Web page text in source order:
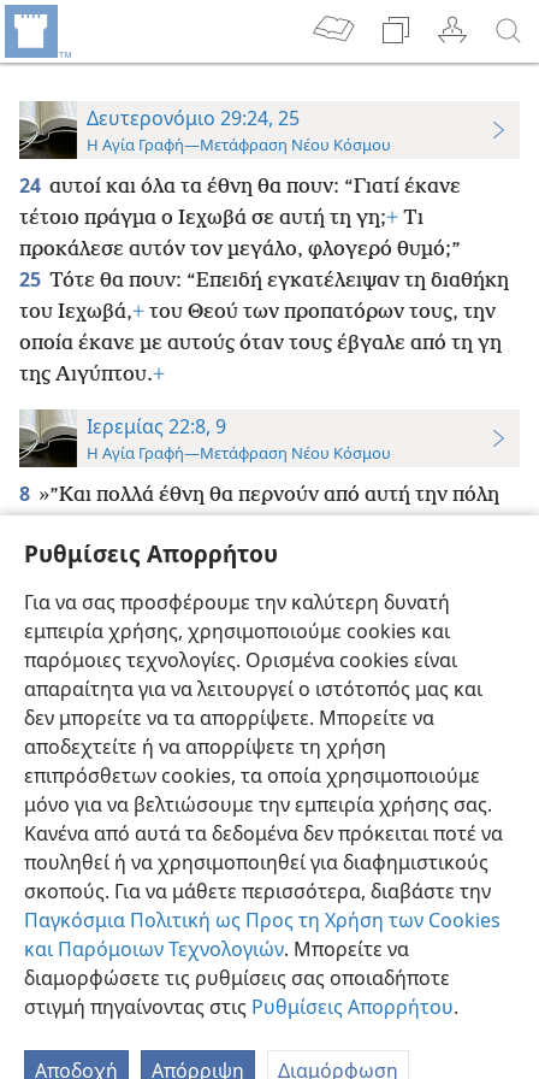
Ρυθμίσεις Απορρήτου
Για να σας προσφέρουμε την καλύτερη δυνατή
εμπειρία χρήσης, χρησιμοποιούμε cookies και
παρόμοιες τεχνολογίες. Ορισμένα cookies είναι
απαραίτητα για να λειτουργεί ο ιστότοπός μας και
δεν μπορείτε να τα απορρίψετε. Μπορείτε να
αποδεχτείτε ή να απορρίψετε τη χρήση
επιπρόσθετων cookies, τα οποία χρησιμοποιούμε
μόνο για να βελτιώσουμε την εμπειρία χρήσης σας.
Κανένα από αυτά τα δεδομένα δεν πρόκειται ποτέ να
πουληθεί ή να χρησιμοποιηθεί για διαφημιστικούς
σκοπούς. Για να μάθετε περισσότερα, διαβάστε την
Παγκόσμια Πολιτική ως Προς τη Χρήση των Cookies
και Παρόμοιων Τεχνολογιών. Μπορείτε να
διαμορφώσετε τις ρυθμίσεις σας οποιαδήποτε
στιγμή πηγαίνοντας στις Ρυθμίσεις Απορρήτου.
Αποδοχή Απόρριψη Διαμόρφωση
Δευτερονόμιο 29:24, 25
Η Αγία Γραφή—Μετάφραση Νέου Κόσμου
24 αυτοί και όλα τα έθνη θα πουν: “Γιατί έκανε
τέτοιο πράγμα ο Ιεχωβά σε αυτή τη γη;+ Τι
προκάλεσε αυτόν τον μεγάλο, φλογερό θυμό;”
25 Τότε θα πουν: “Επειδή εγκατέλειψαν τη διαθήκη
του Ιεχωβά,+ του Θεού των προπατόρων τους, την
οποία έκανε με αυτούς όταν τους έβγαλε από τη γη
της Αιγύπτου.+
Ιερεμίας 22:8, 9
Η Αγία Γραφή—Μετάφραση Νέου Κόσμου
8 »”Και πολλά έθνη θα περνούν από αυτή την πόλη
Ιεχωβά σε αυτή τη μεγάλη πόλη;»
απαντούν: «Επειδή εγκατέλειψαν τη διαθήκη του
Ιεχωβά του Θεού τους και προσκύνησαν άλλους
θεούς και τους υπηρέτησαν»”.+
Ελληνική Προτιμήσεις
Copyright© 2026 Watch Tower Bible and Tract Society of Pennsylvania
Όροι Χρήσης Πολιτική Απορρήτου
Ρυθμίσεις Απορρήτου
JW.ORG
Σύνδεση